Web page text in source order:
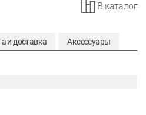
В каталог
и доставка Аксессуары